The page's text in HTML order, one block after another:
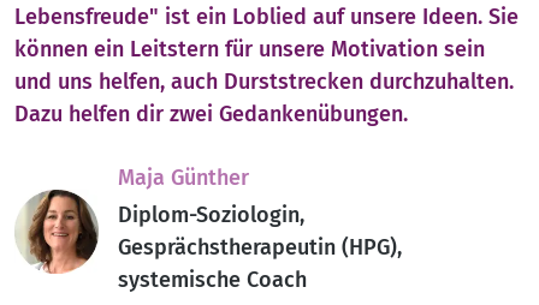
Lebensfreude" ist ein Loblied auf unsere Ideen. Sie
können ein Leitstern für unsere Motivation sein
und uns helfen, auch Durststrecken durchzuhalten.
Dazu helfen dir zwei Gedankenübungen.
Maja Günther
Diplom-Soziologin,
Gesprächstherapeutin (HPG),
systemische Coach